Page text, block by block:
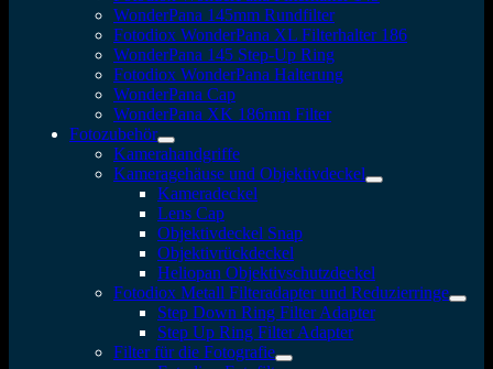
WonderPana 145mm Rundfilter
Fotodiox WonderPana XL Filterhalter 186
WonderPana 145 Step-Up Ring
Fotodiox WonderPana Halterung
WonderPana Cap
WonderPana XK 186mm Filter
Fotozubehör
Kamerahandgriffe
Kameragehäuse und Objektivdeckel
Kameradeckel
Lens Cap
Objektivdeckel Snap
Objektivrückdeckel
Heliopan Objektivschutzdeckel
Fotodiox Metall Filteradapter und Reduzierringe
Step Down Ring Filter Adapter
Step Up Ring Filter Adapter
Filter für die Fotografie